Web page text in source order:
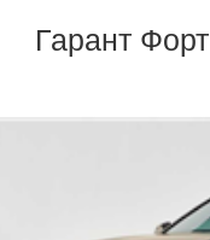
Гарант